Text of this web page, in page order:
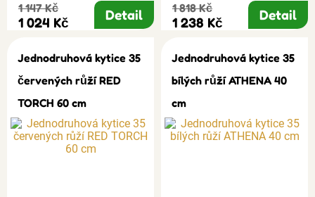
1 147 Kč
1 024 Kč Detail
1 818 Kč
1 238 Kč Detail
Jednodruhová kytice 35
červených růží RED
TORCH 60 cm
Jednodruhová kytice 35
bílých růží ATHENA 40
cm